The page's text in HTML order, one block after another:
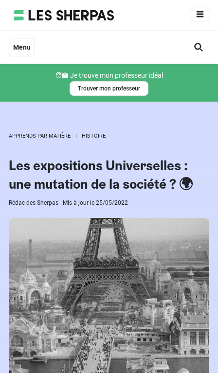
Menu
🧑‍🏫 Je trouve mon professeur idéal
Trouver mon professeur
APPRENDS PAR MATIÈRE HISTOIRE
Les expositions Universelles :
une mutation de la société ? 🌍
Rédac des Sherpas - Mis à jour le 25/05/2022